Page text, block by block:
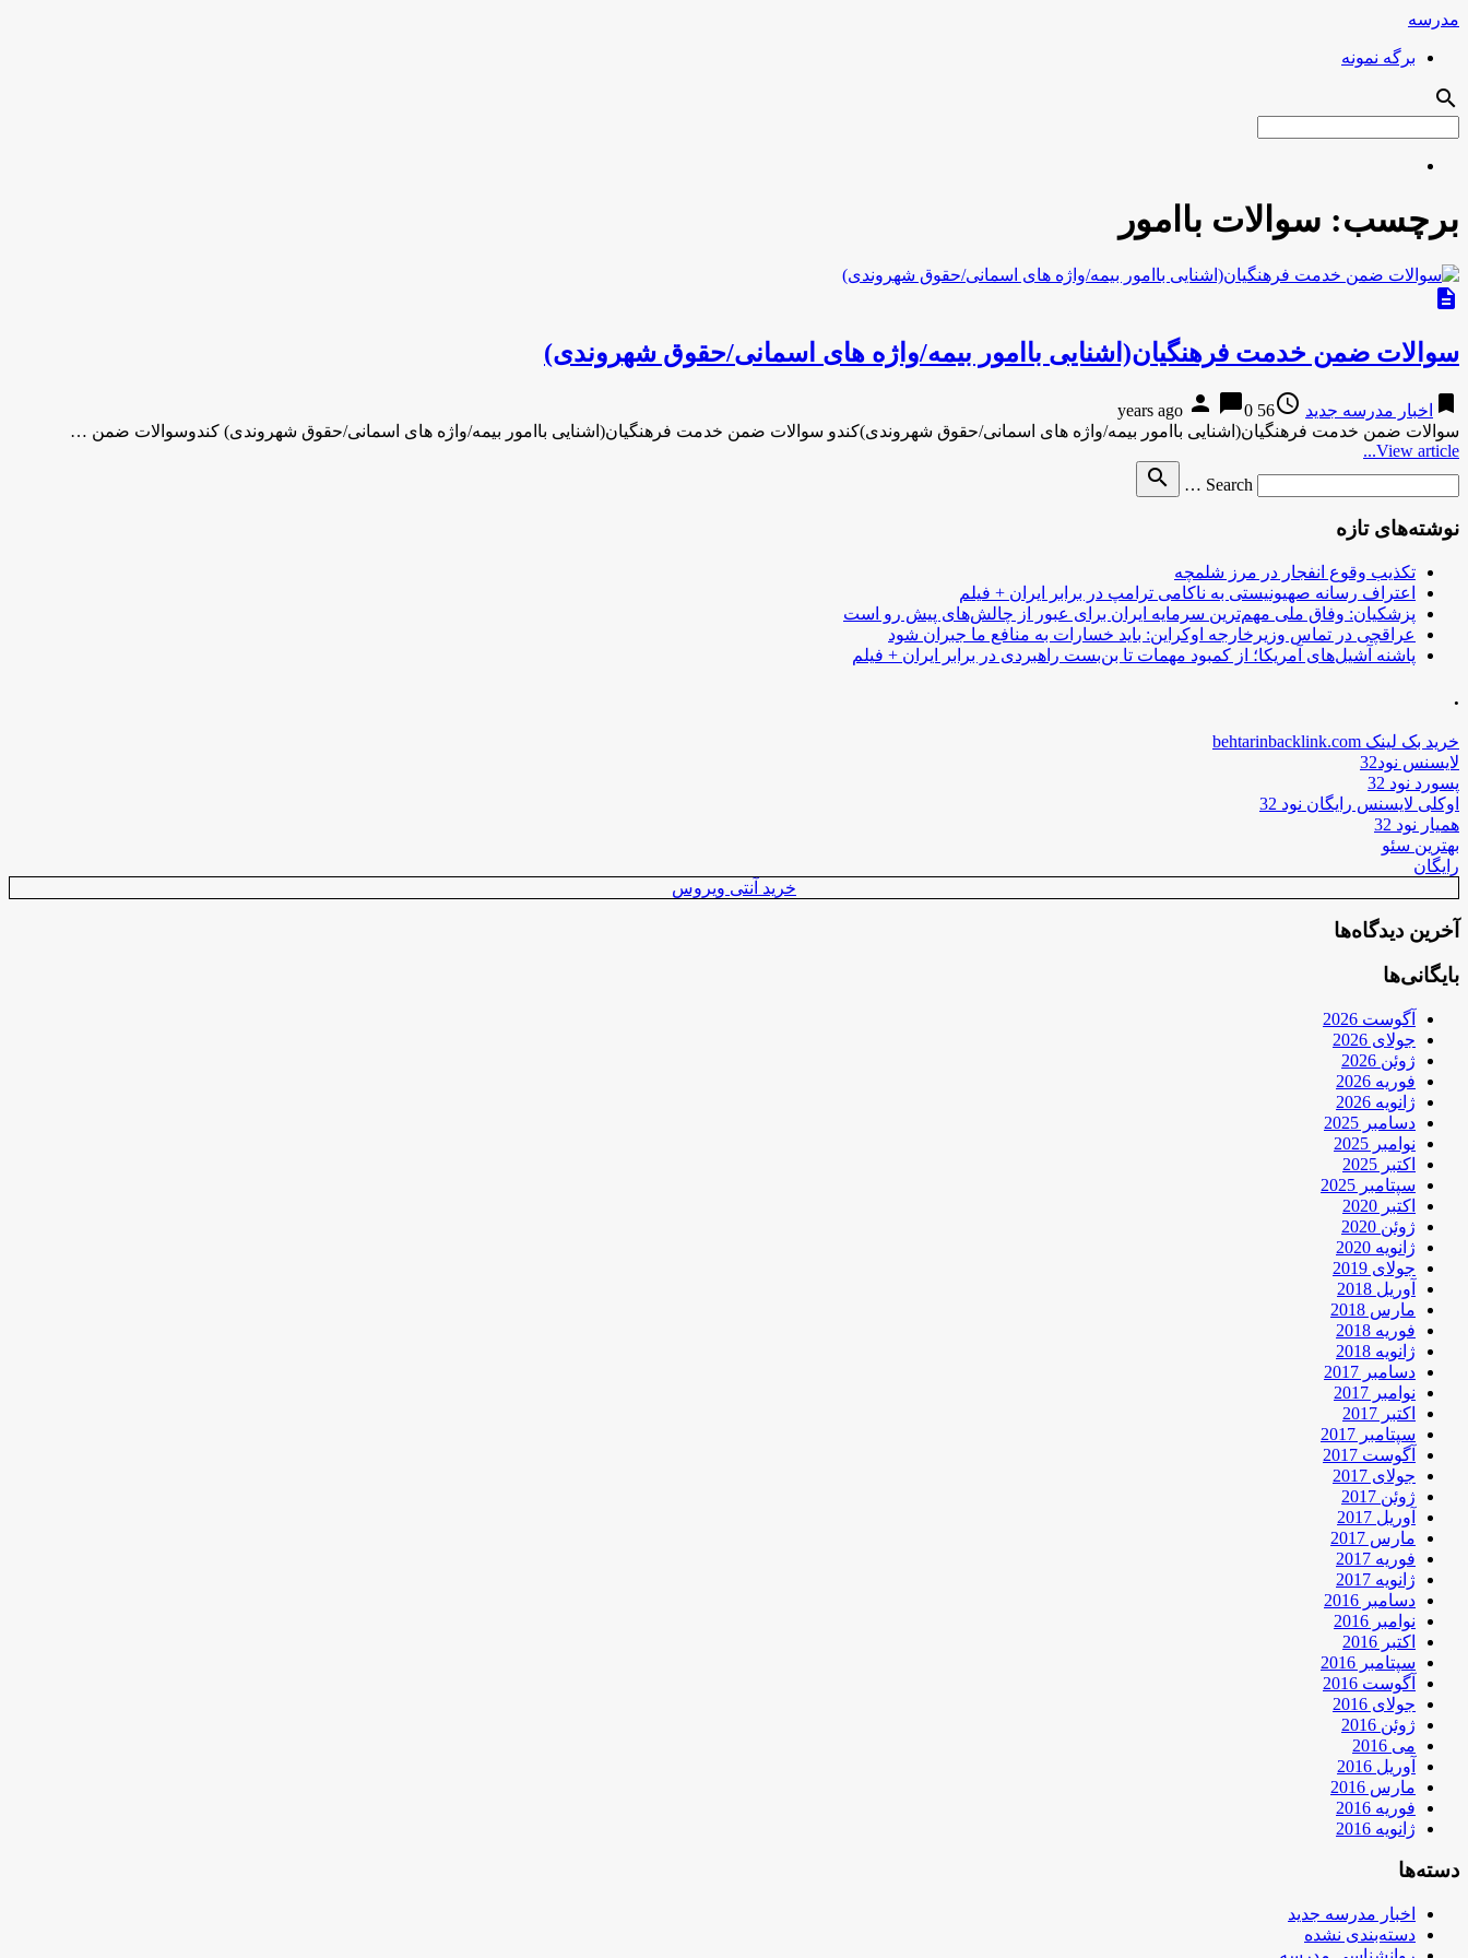
مدرسه
برگه نمونه
search
برچسب: سوالات باامور
description
سوالات ضمن خدمت فرهنگیان(اشنایی باامور بیمه/واژه های اسمانی/حقوق شهروندی)
bookmark اخبار مدرسه جدید access_time
56 years ago
person chat_bubble0
سوالات ضمن خدمت فرهنگیان(اشنایی باامور بیمه/واژه های اسمانی/حقوق شهروندی)کندو سوالات ضمن خدمت فرهنگیان(اشنایی باامور بیمه/واژه های اسمانی/حقوق شهروندی) کندوسوالات ضمن …
View article...
Search …
search
نوشته‌های تازه
تکذیب وقوع انفجار در مرز شلمچه
اعتراف رسانه صهیونیستی به ناکامی ترامپ در برابر ایران + فیلم
پزشکیان: وفاق ملی مهم‌ترین سرمایه ایران برای عبور از چالش‌های پیش رو است
عراقچی در تماس وزیرخارجه اوکراین: باید خسارات به منافع ما جبران شود
پاشنه آشیل‌های آمریکا؛ از کمبود مهمات تا بن‌بست راهبردی در برابر ایران + فیلم
.
خرید بک لینک behtarinbacklink.com
لایسنس نود32
پسورد نود 32
اوکلی لایسنس رایگان نود 32
همیار نود 32
بهترین سئو
رایگان
خرید آنتی ویروس
آخرین دیدگاه‌ها
بایگانی‌ها
آگوست 2026
جولای 2026
ژوئن 2026
فوریه 2026
ژانویه 2026
دسامبر 2025
نوامبر 2025
اکتبر 2025
سپتامبر 2025
اکتبر 2020
ژوئن 2020
ژانویه 2020
جولای 2019
آوریل 2018
مارس 2018
فوریه 2018
ژانویه 2018
دسامبر 2017
نوامبر 2017
اکتبر 2017
سپتامبر 2017
آگوست 2017
جولای 2017
ژوئن 2017
آوریل 2017
مارس 2017
فوریه 2017
ژانویه 2017
دسامبر 2016
نوامبر 2016
اکتبر 2016
سپتامبر 2016
آگوست 2016
جولای 2016
ژوئن 2016
می 2016
آوریل 2016
مارس 2016
فوریه 2016
ژانویه 2016
دسته‌ها
اخبار مدرسه جدید
دسته‌بندی نشده